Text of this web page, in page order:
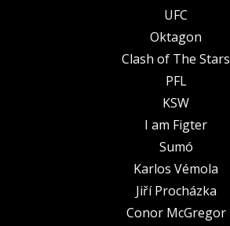
UFC
Oktagon
Clash of The Stars
PFL
KSW
I am Figter
Sumó
Karlos Vémola
Jiří Procházka
Conor McGregor